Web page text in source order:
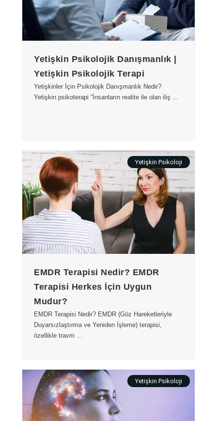
Yetişkin Psikolojik Danışmanlık |
Yetişkin Psikolojik Terapi
Yetişkinler İçin Psikolojik Danışmanlık Nedir?
Yetişkin psikoterapi “İnsanların realite ile olan iliş ...
Yetişkin Psikoloji
EMDR Terapisi Nedir? EMDR
Terapisi Herkes İçin Uygun
Mudur?
EMDR Terapisi Nedir? EMDR (Göz Hareketleriyle
Duyarsızlaştırma ve Yeniden İşleme) terapisi,
özellikle travm ...
Yetişkin Psikoloji